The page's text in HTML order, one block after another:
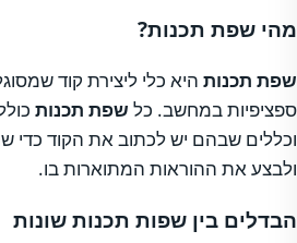
מהי שפת תכנות?
שפת תכנות היא כלי ליצירת קוד
ספציפיות במחשב. כל שפת תכנות
וכללים שבהם יש לכתוב את הקוד כדי
ולבצע את ההוראות המתוארות בו.
הבדלים בין שפות תכנות שונות